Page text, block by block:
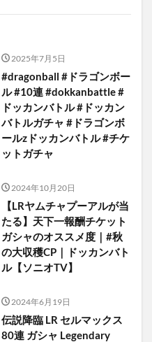
2025年7月5日
#dragonball #ドラゴンボー
ル #10連 #dokkanbattle #
ドッカンバトル #ドッカン
バトルガチャ #ドラゴンボ
ールzドッカンバトル #チケ
ットガチャ
2024年10月20日
【LRヤムチャプーアルが当
たる】天下一報酬チケット
ガシャのオススメ度｜#秋
の大収穫CP｜ドッカンバト
ル【ソニオTV】
2024年6月19日
伝説降臨 LR セルマックス
80連 ガシャ Legendary